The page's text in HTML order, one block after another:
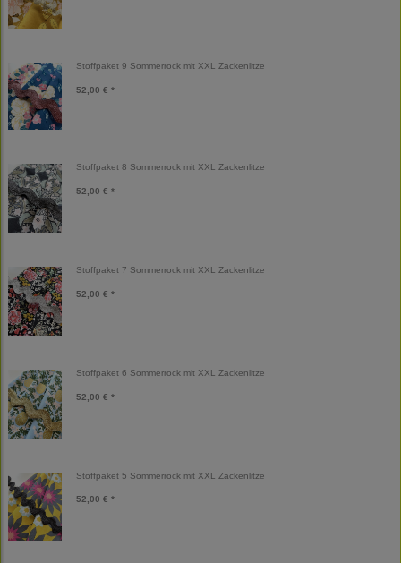
Stoffpaket 9 Sommerrock mit XXL Zackenlitze
52,00 € *
Stoffpaket 8 Sommerrock mit XXL Zackenlitze
52,00 € *
Stoffpaket 7 Sommerrock mit XXL Zackenlitze
52,00 € *
Stoffpaket 6 Sommerrock mit XXL Zackenlitze
52,00 € *
Stoffpaket 5 Sommerrock mit XXL Zackenlitze
52,00 € *